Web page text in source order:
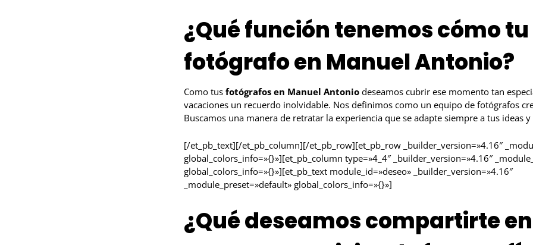
¿Qué función tenemos cómo tu
fotógrafo en Manuel Antonio?
Como tus fotógrafos en Manuel Antonio deseamos cubrir ese momento tan
vacaciones un recuerdo inolvidable. Nos definimos como un equipo de fotógrafos
Buscamos una manera de retratar la experiencia que se adapte siempre a tus ideas y
[/et_pb_text][/et_pb_column][/et_pb_row][et_pb_row _builder_version=»4.16″
global_colors_info=»{}»][et_pb_column type=»4_4″ _builder_version=»4.16″
global_colors_info=»{}»][et_pb_text module_id=»deseo» _builder_version=»4.16″
_module_preset=»default» global_colors_info=»{}»]
¿Qué deseamos compartirte en